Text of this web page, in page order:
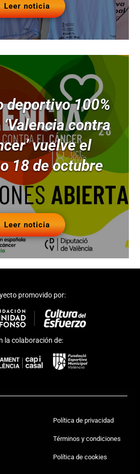
Leer noticia
deportivo 100%
contra
vuelve el
18 de octubre
Leer noticia
promovido por:
la colaboración de:
Política de privacidad
Términos y condiciones
Política de cookies